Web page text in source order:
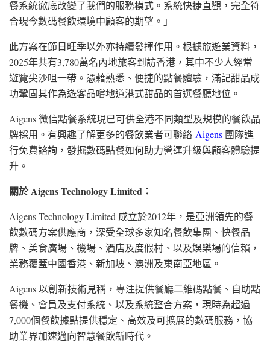
餐系統徹底改變了我們的服務模式。系統快捷直觀，完全符
合現今數碼餐飲環境中顧客的期望。」
此方案在節日旺季以外亦持續發揮作用。根據旅遊業資料，
2025年共有3,780萬名內地旅客到訪香港，其中不少人經常
遊覽尖沙咀一帶。憑藉熟悉、便捷的點餐體驗，滿記甜品成
功鞏固其作為遊客品嚐地道港式甜品的首選餐廳地位。
Aigens 微信點餐系統現已可供全港不同類型及規模的餐飲品
牌採用。有興趣了解更多的餐飲業者可聯絡 Aigens 團隊進
行免費諮詢，發掘數碼點餐如何助力營運升級與顧客體驗提
升。
關於Aigens Technology Limited ：
Aigens Technology Limited 成立於2012年，是亞洲領先的餐
飲數碼方案供應商，深受全球多家知名餐飲集團、快餐品
牌、美食廣場、機場、酒店及度假村、以及娛樂場的信賴，
業務覆蓋中國香港、新加坡、澳洲及東南亞地區。
Aigens 以創新技術見稱，專注提供餐廳二維碼點餐、自助點
餐機、會員及支付系統、以及系統整合方案，現時為超過
7,000個餐飲據點提供穩定、高效及可擴展的數碼服務，協
助業界加速邁向智慧餐飲新時代。